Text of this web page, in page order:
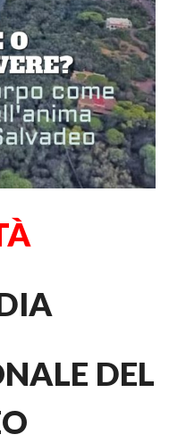
DEL